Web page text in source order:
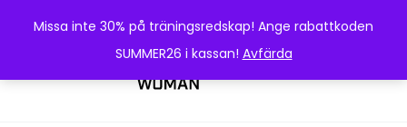
Missa inte 30% på träningsredskap! Ange rabattkoden
SUMMER26 i kassan! Avfärda